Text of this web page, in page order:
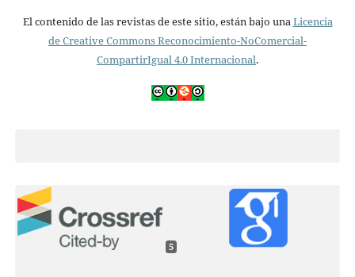
El contenido de las revistas de este sitio, están bajo unaLicencia
de Creative Commons Reconocimiento-NoComercial-
CompartirIgual 4.0 Internacional.
5